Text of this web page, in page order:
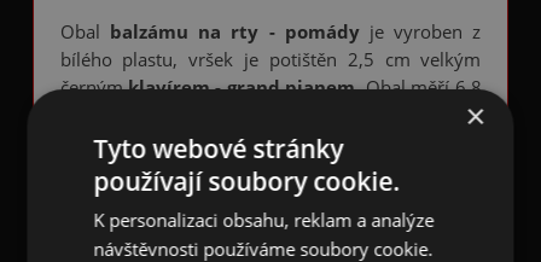
Obal balzámu na rty - pomádyje vyroben z
bílého plastu, vršek je potištěn 2,5 cm velkým
černýmklavírem - grand pianem. Obal měří 6,8
Regeneračníhudební balzám na rty
intenzivní péči a ochranu pro suché rty, chrání
před nepříznivými klimatickými vlivy a chladným
počasím.
×
Tyto webové stránky
používají soubory cookie.
K personalizaci obsahu, reklam a analýze
návštěvnosti používáme soubory cookie.